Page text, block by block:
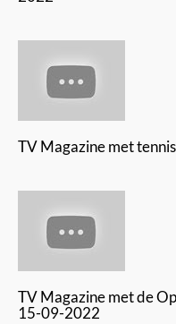
TV Magazine met
TV Magazine met de
15-09-2022